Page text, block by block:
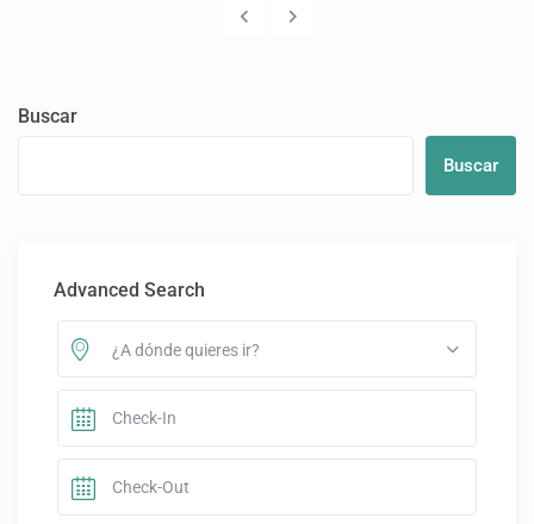
Buscar
Buscar
Advanced Search
¿A dónde quieres ir?